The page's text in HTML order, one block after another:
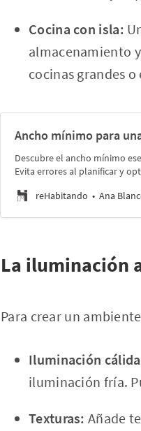
Cocina con isla:
almacenamiento
cocinas grandes
Ancho mínimo para
Descubre el ancho mínimo
Evita errores al planificar y
reHabitando
Ana
La iluminación
Para crear un
Iluminación
iluminación fría.
Texturas: Añade